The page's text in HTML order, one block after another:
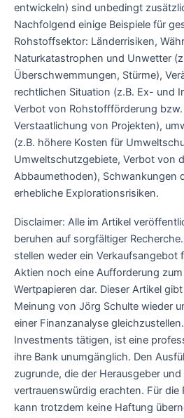
entwickeln) sind unbedingt
Nachfolgend einige Beispiele für
Rohstoffsektor: Länderrisiken,
Naturkatastrophen und Unwetter
Überschwemmungen, Stürme),
rechtlichen Situation (z.B. Ex- und
Verbot von Rohstoffförderung
Verstaatlichung von Projekten),
(z.B. höhere Kosten für
Umweltschutzgebiete, Verbot von
Abbaumethoden), Schwankungen
erhebliche Explorationsrisiken.
Disclaimer: Alle im Artikel
beruhen auf sorgfältiger
stellen weder ein Verkaufsangebot
Aktien noch eine Aufforderung
Wertpapieren dar. Dieser Artikel
Meinung von Jörg Schulte wieder
einer Finanzanalyse
Investments tätigen, ist eine
ihre Bank unumgänglich. Den
zugrunde, die der Herausgeber
vertrauenswürdig erachten. Für die
kann trotzdem keine Haftung